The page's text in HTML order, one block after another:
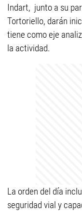
Indart, junto a su
Tortoriello, darán
tiene como eje
la actividad.
La orden del día
seguridad vial y